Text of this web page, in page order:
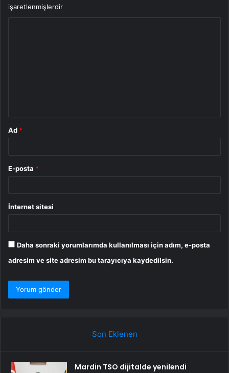
işaretlenmişlerdir
Ad *
E-posta *
İnternet sitesi
Daha sonraki yorumlarımda kullanılması için adım, e-posta
adresim ve site adresim bu tarayıcıya kaydedilsin.
Son Eklenen
Mardin TSO dijitalde yenilendi